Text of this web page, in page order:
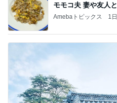
モモコ夫 妻や友人
Amebaトピックス 1